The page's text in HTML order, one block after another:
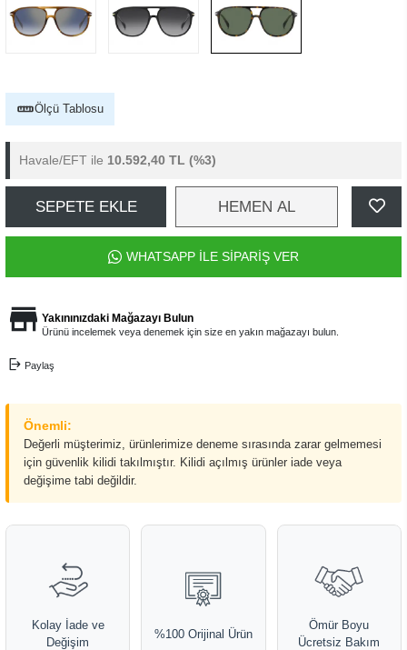
Ölçü Tablosu
Havale/EFT ile 10.592,40 TL (%3)
SEPETE EKLE HEMEN AL
WHATSAPP İLE SİPARİŞ VER
Yakınınızdaki Mağazayı Bulun
Ürünü incelemek veya denemek için size en yakın mağazayı bulun.
Paylaş
Önemli:
Değerli müşterimiz, ürünlerimize deneme sırasında zarar gelmemesi
için güvenlik kilidi takılmıştır. Kilidi açılmış ürünler iade veya
değişime tabi değildir.
Kolay İade ve
Değişim
%100 Orijinal Ürün
Ömür Boyu
Ücretsiz Bakım